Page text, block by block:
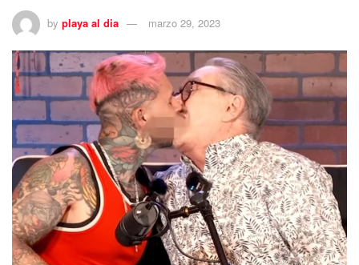
by playa al dia marzo 29, 2023